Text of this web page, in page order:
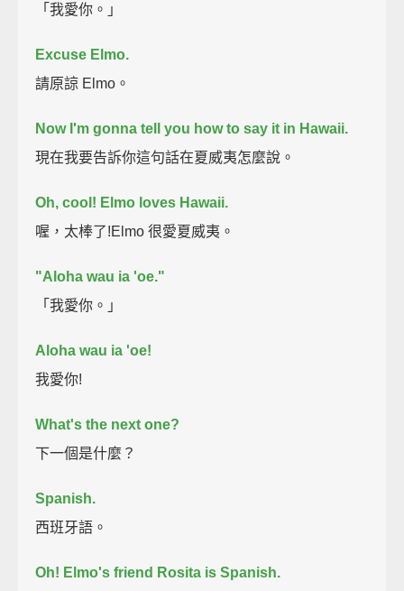
「我愛你。」
Excuse Elmo.
請原諒 Elmo。
Now I'm gonna tell you how to say it in Hawaii.
現在我要告訴你這句話在夏威夷怎麼說。
Oh, cool! Elmo loves Hawaii.
喔，太棒了!Elmo 很愛夏威夷。
"Aloha wau ia 'oe."
「我愛你。」
Aloha wau ia 'oe!
我愛你!
What's the next one?
下一個是什麼？
Spanish.
西班牙語。
Oh! Elmo's friend Rosita is Spanish.